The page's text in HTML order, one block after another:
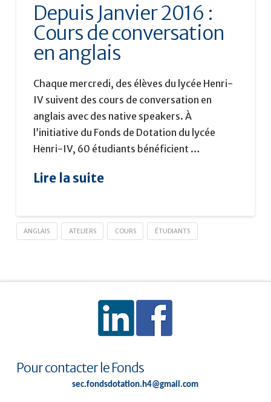
Depuis Janvier 2016 :
Cours de conversation
en anglais
Chaque mercredi, des élèves du lycée Henri-
IV suivent des cours de conversation en
anglais avec des native speakers. À
l’initiative du Fonds de Dotation du lycée
Henri-IV, 60 étudiants bénéficient …
Lire la suite
ANGLAIS ATELIERS COURS ÉTUDIANTS
Pour contacter le Fonds
sec.fondsdotation.h4@gmail.com